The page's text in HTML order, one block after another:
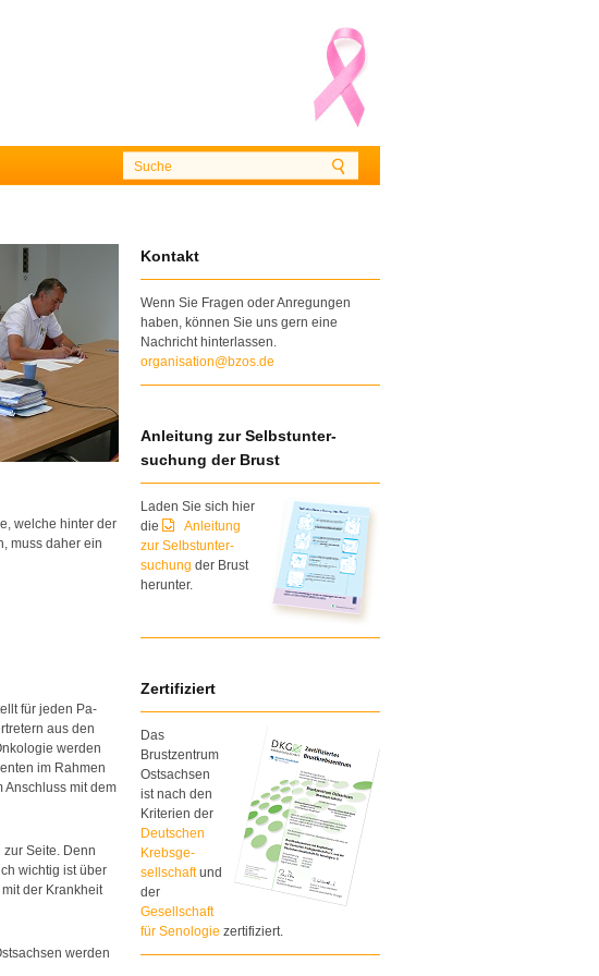
welche hinter der
muss daher ein
für jeden Pa-
aus den
werden
im Rahmen
Anschluss mit dem
Seite. Denn
wichtig ist über
der Krankheit
werden
Kontakt
Wenn Sie Fragen oder Anregungen
haben, können Sie uns gern eine
Nachricht hinterlassen.
organisation@bzos.de
Anleitung zur Selbstunter-
suchung der Brust
Laden Sie sich hier
die
Anleitung
zur Selbstunter-
suchung der Brust
herunter.
Zertifiziert
Das
Brustzentrum
Ostsachsen
ist nach den
Kriterien der
Deutschen
Krebsge-
sellschaftund
der
Gesellschaft
für Senologie zertifiziert.